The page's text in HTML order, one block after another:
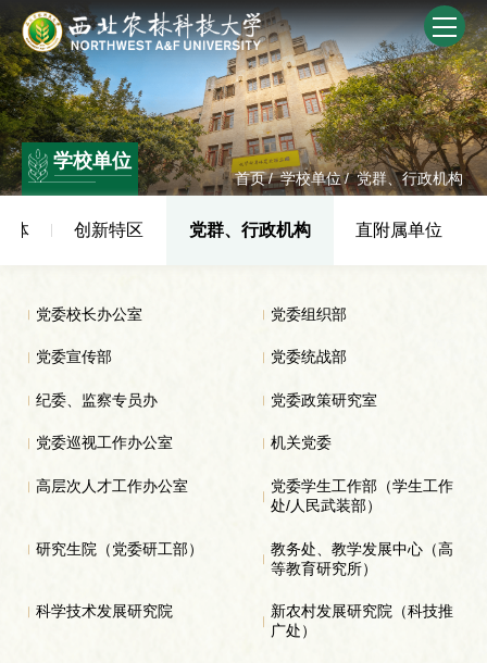
学校单位
首页/ 学校单位/ 党群、行政机构
体 创新特区 党群、行政机构 直附属单位
党委校长办公室 党委组织部
党委宣传部 党委统战部
纪委、监察专员办 党委政策研究室
党委巡视工作办公室 机关党委
高层次人才工作办公室
党委学生工作部（学生工作
处/人民武装部）
研究生院（党委研工部）
教务处、教学发展中心（高
等教育研究所）
科学技术发展研究院
新农村发展研究院（科技推
广处）